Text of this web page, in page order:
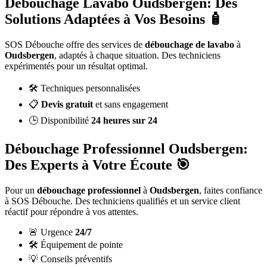
Solutions Adaptées à Vos Besoins 🧴
SOS Débouche offre des services de débouchage de lavabo à
Oudsbergen, adaptés à chaque situation. Des techniciens
expérimentés pour un résultat optimal.
🛠️ Techniques personnalisées
📋 Devis gratuit et sans engagement
🕒 Disponibilité 24 heures sur 24
Débouchage Professionnel Oudsbergen:
Des Experts à Votre Écoute 🎯
Pour un débouchage professionnel à Oudsbergen, faites confiance
à SOS Débouche. Des techniciens qualifiés et un service client
réactif pour répondre à vos attentes.
🚨 Urgence 24/7
🛠️ Équipement de pointe
💡 Conseils préventifs